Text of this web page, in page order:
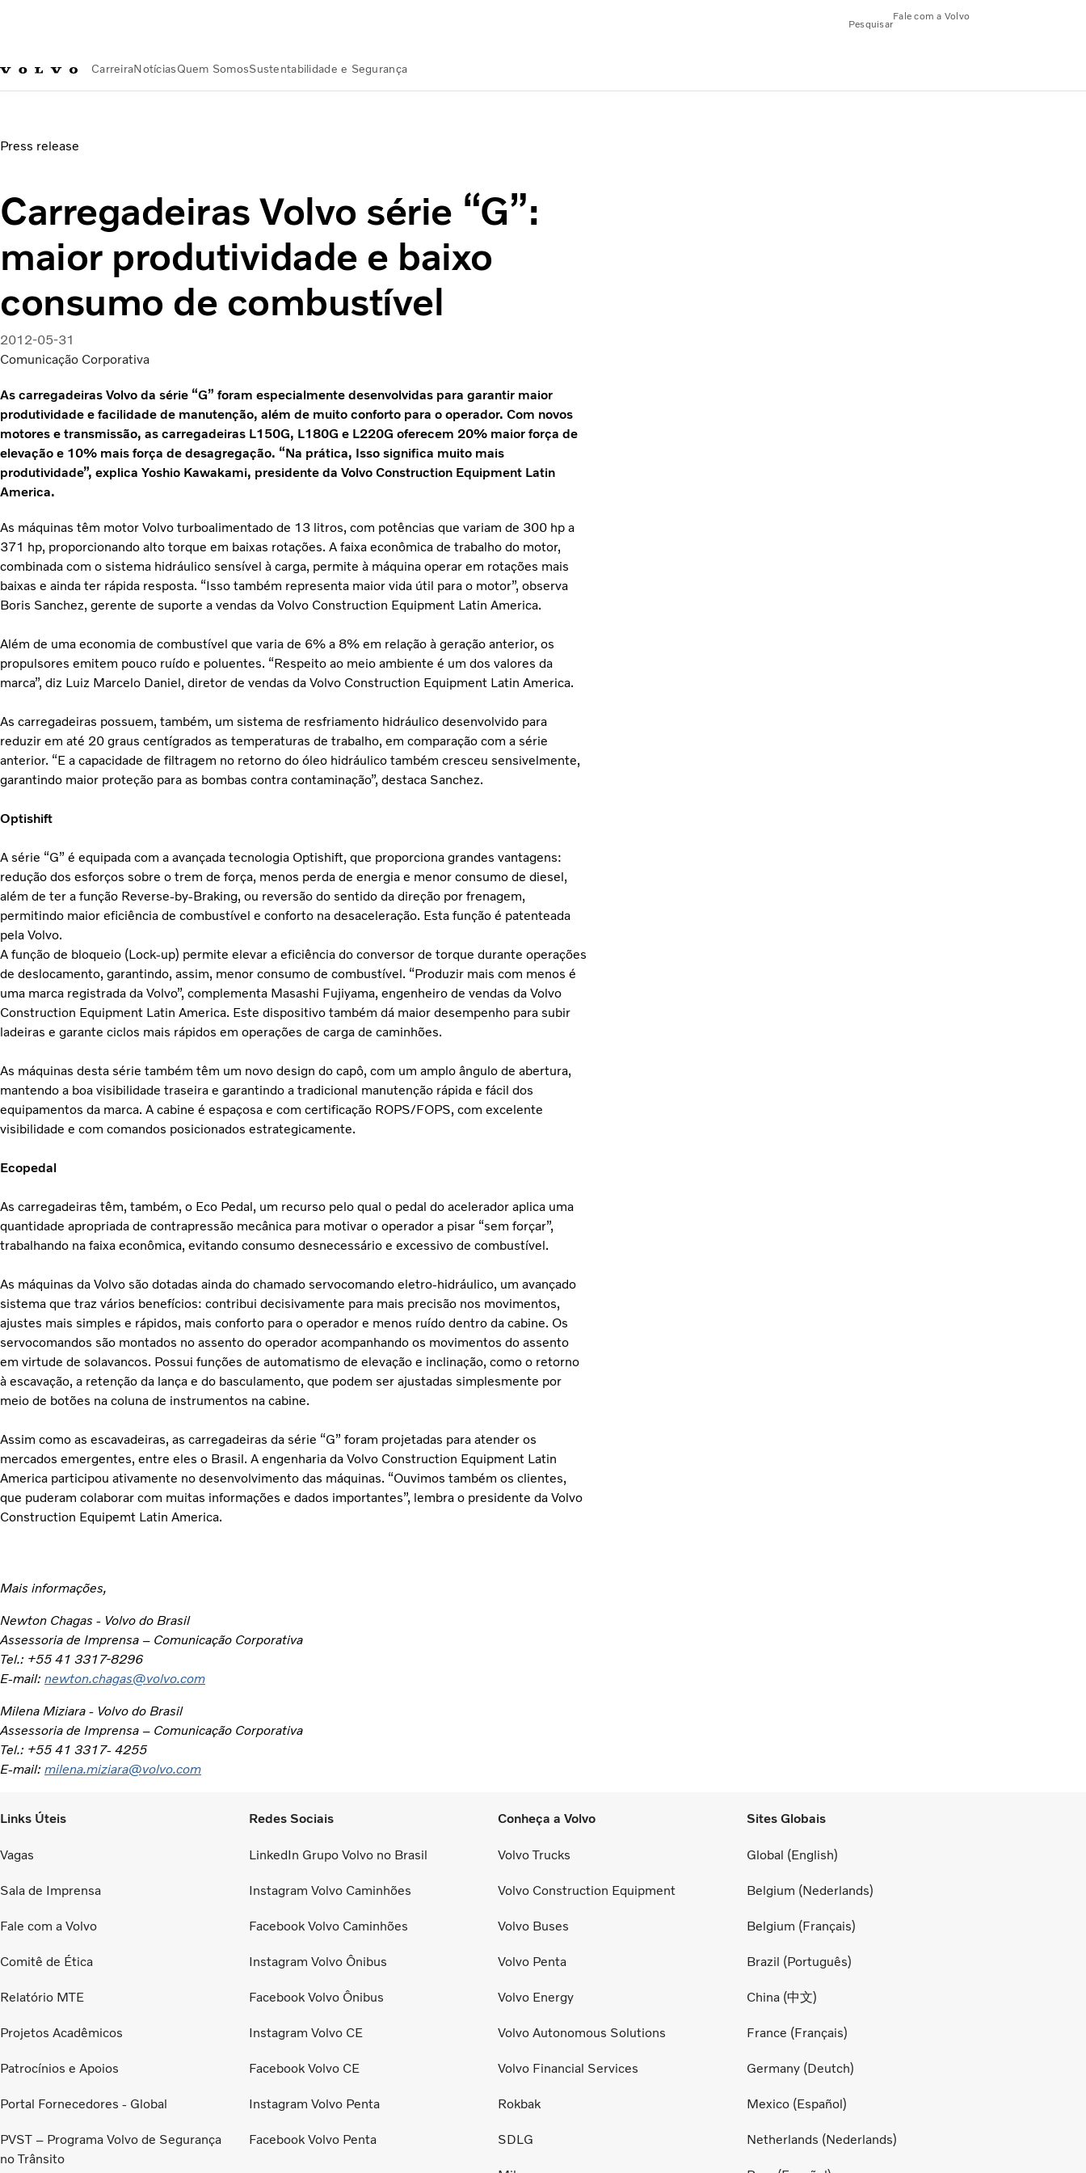
Pesquisar
Fale com a Volvo
CarreiraNotíciasQuem SomosSustentabilidade e Segurança
Press release
Carregadeiras Volvo série “G”:
maior produtividade e baixo
consumo de combustível
2012-05-31
Comunicação Corporativa
As carregadeiras Volvo da série “G” foram especialmente desenvolvidas para garantir maior
produtividade e facilidade de manutenção, além de muito conforto para o operador. Com novos
motores e transmissão, as carregadeiras L150G, L180G e L220G oferecem 20% maior força de
elevação e 10% mais força de desagregação. “Na prática, Isso significa muito mais
produtividade”, explica Yoshio Kawakami, presidente da Volvo Construction Equipment Latin
America.
As máquinas têm motor Volvo turboalimentado de 13 litros, com potências que variam de 300 hp a
371 hp, proporcionando alto torque em baixas rotações. A faixa econômica de trabalho do motor,
combinada com o sistema hidráulico sensível à carga, permite à máquina operar em rotações mais
baixas e ainda ter rápida resposta. “Isso também representa maior vida útil para o motor”, observa
Boris Sanchez, gerente de suporte a vendas da Volvo Construction Equipment Latin America.
Além de uma economia de combustível que varia de 6% a 8% em relação à geração anterior, os
propulsores emitem pouco ruído e poluentes. “Respeito ao meio ambiente é um dos valores da
marca”, diz Luiz Marcelo Daniel, diretor de vendas da Volvo Construction Equipment Latin America.
As carregadeiras possuem, também, um sistema de resfriamento hidráulico desenvolvido para
reduzir em até 20 graus centígrados as temperaturas de trabalho, em comparação com a série
anterior. “E a capacidade de filtragem no retorno do óleo hidráulico também cresceu sensivelmente,
garantindo maior proteção para as bombas contra contaminação”, destaca Sanchez.
Optishift
A série “G” é equipada com a avançada tecnologia Optishift, que proporciona grandes vantagens:
redução dos esforços sobre o trem de força, menos perda de energia e menor consumo de diesel,
além de ter a função Reverse-by-Braking, ou reversão do sentido da direção por frenagem,
permitindo maior eficiência de combustível e conforto na desaceleração. Esta função é patenteada
pela Volvo.
A função de bloqueio (Lock-up) permite elevar a eficiência do conversor de torque durante operações
de deslocamento, garantindo, assim, menor consumo de combustível. “Produzir mais com menos é
uma marca registrada da Volvo”, complementa Masashi Fujiyama, engenheiro de vendas da Volvo
Construction Equipment Latin America. Este dispositivo também dá maior desempenho para subir
ladeiras e garante ciclos mais rápidos em operações de carga de caminhões.
As máquinas desta série também têm um novo design do capô, com um amplo ângulo de abertura,
mantendo a boa visibilidade traseira e garantindo a tradicional manutenção rápida e fácil dos
equipamentos da marca. A cabine é espaçosa e com certificação ROPS/FOPS, com excelente
visibilidade e com comandos posicionados estrategicamente.
Ecopedal
As carregadeiras têm, também, o Eco Pedal, um recurso pelo qual o pedal do acelerador aplica uma
quantidade apropriada de contrapressão mecânica para motivar o operador a pisar “sem forçar”,
trabalhando na faixa econômica, evitando consumo desnecessário e excessivo de combustível.
As máquinas da Volvo são dotadas ainda do chamado servocomando eletro-hidráulico, um avançado
sistema que traz vários benefícios: contribui decisivamente para mais precisão nos movimentos,
ajustes mais simples e rápidos, mais conforto para o operador e menos ruído dentro da cabine. Os
servocomandos são montados no assento do operador acompanhando os movimentos do assento
em virtude de solavancos. Possui funções de automatismo de elevação e inclinação, como o retorno
à escavação, a retenção da lança e do basculamento, que podem ser ajustadas simplesmente por
meio de botões na coluna de instrumentos na cabine.
Assim como as escavadeiras, as carregadeiras da série “G” foram projetadas para atender os
mercados emergentes, entre eles o Brasil. A engenharia da Volvo Construction Equipment Latin
America participou ativamente no desenvolvimento das máquinas. “Ouvimos também os clientes,
que puderam colaborar com muitas informações e dados importantes”, lembra o presidente da Volvo
Construction Equipemt Latin America.
Mais informações,
Newton Chagas - Volvo do Brasil
Assessoria de Imprensa – Comunicação Corporativa
Tel.: +55 41 3317-8296
E-mail: newton.chagas@volvo.com
Milena Miziara - Volvo do Brasil
Assessoria de Imprensa – Comunicação Corporativa
Tel.: +55 41 3317- 4255
E-mail: milena.miziara@volvo.com
Links Úteis
Vagas
Sala de Imprensa
Fale com a Volvo
Comitê de Ética
Relatório MTE
Projetos Acadêmicos
Patrocínios e Apoios
Portal Fornecedores - Global
PVST – Programa Volvo de Segurança
no Trânsito
Redes Sociais
LinkedIn Grupo Volvo no Brasil
Instagram Volvo Caminhões
Facebook Volvo Caminhões
Instagram Volvo Ônibus
Facebook Volvo Ônibus
Instagram Volvo CE
Facebook Volvo CE
Instagram Volvo Penta
Facebook Volvo Penta
Conheça a Volvo
Volvo Trucks
Volvo Construction Equipment
Volvo Buses
Volvo Penta
Volvo Energy
Volvo Autonomous Solutions
Volvo Financial Services
Rokbak
SDLG
Sites Globais
Global (English)
Belgium (Nederlands)
Belgium (Français)
Brazil (Português)
China (中文)
France (Français)
Germany (Deutch)
Mexico (Español)
Netherlands (Nederlands)